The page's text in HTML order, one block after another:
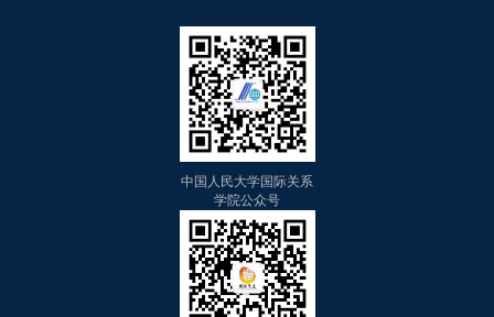
中国人民大学国际关系
学院公众号